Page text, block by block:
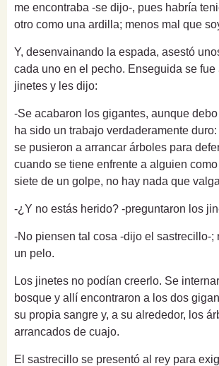
me encontraba -se dijo-, pues habría
otro como una ardilla; menos mal que
Y, desenvainando la espada, asestó
cada uno en el pecho. Enseguida se fue
jinetes y les dijo:
-Se acabaron los gigantes, aunque
ha sido un trabajo verdaderamente
se pusieron a arrancar árboles para
cuando se tiene enfrente a alguien
siete de un golpe, no hay nada que
-¿Y no estás herido? -preguntaron los
-No piensen tal cosa -dijo el sastrecillo-;
un pelo.
Los jinetes no podían creerlo. Se
bosque y allí encontraron a los dos
su propia sangre y, a su alrededor, los
arrancados de cuajo.
El sastrecillo se presentó al rey para